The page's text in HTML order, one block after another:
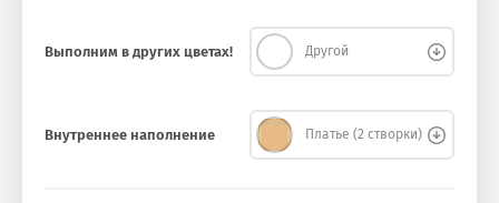
Выполним в других цветах! Другой
Внутреннее наполнение Платье (2 створки)